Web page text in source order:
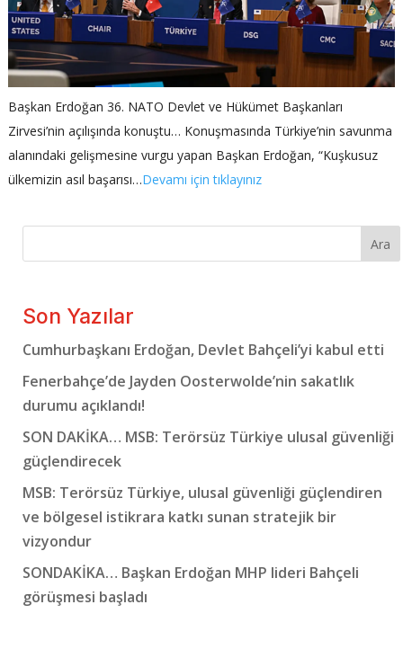
Başkan Erdoğan 36. NATO Devlet ve Hükümet Başkanları
Zirvesi’nin açılışında konuştu… Konuşmasında Türkiye’nin savunma
alanındaki gelişmesine vurgu yapan Başkan Erdoğan, “Kuşkusuz
ülkemizin asıl başarısı…Devamı için tıklayınız
Ara
Son Yazılar
Cumhurbaşkanı Erdoğan, Devlet Bahçeli’yi kabul etti
Fenerbahçe’de Jayden Oosterwolde’nin sakatlık
durumu açıklandı!
SON DAKİKA… MSB: Terörsüz Türkiye ulusal güvenliği
güçlendirecek
MSB: Terörsüz Türkiye, ulusal güvenliği güçlendiren
ve bölgesel istikrara katkı sunan stratejik bir
vizyondur
SONDAKİKA… Başkan Erdoğan MHP lideri Bahçeli
görüşmesi başladı